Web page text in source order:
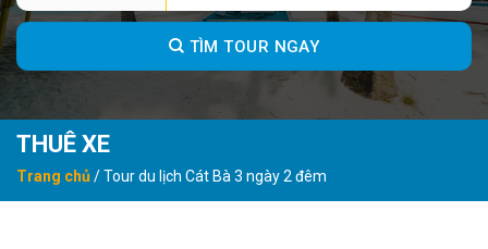
TÌM TOUR NGAY
THUÊ XE
Trang chủ/Tour du lịch Cát Bà 3 ngày 2 đêm